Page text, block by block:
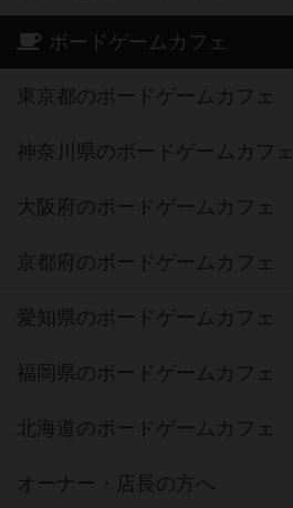
ボードゲームカフェ
東京都のボードゲームカフェ
神奈川県のボードゲームカフェ
大阪府のボードゲームカフェ
京都府のボードゲームカフェ
愛知県のボードゲームカフェ
福岡県のボードゲームカフェ
北海道のボードゲームカフェ
オーナー・店長の方へ